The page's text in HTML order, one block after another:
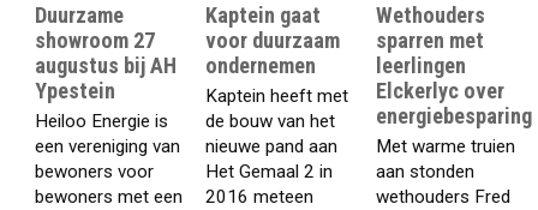
Duurzame
showroom 27
augustus bij AH
Ypestein
Heiloo Energie is
een vereniging van
bewoners voor
bewoners met een
Kaptein gaat
voor duurzaam
ondernemen
Kaptein heeft met
de bouw van het
nieuwe pand aan
Het Gemaal 2 in
2016 meteen
Wethouders
sparren met
leerlingen
Elckerlyc over
energiebesparing
Met warme truien
aan stonden
wethouders Fred